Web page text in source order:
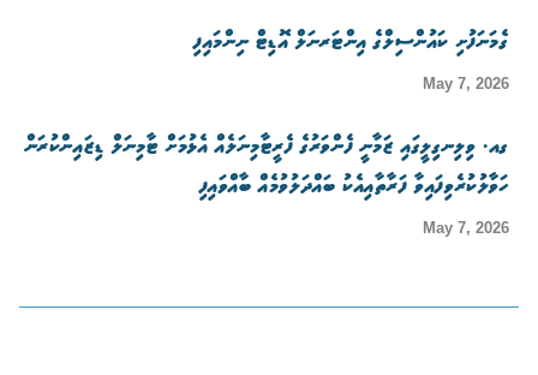
ގެމަނަފުށި ކައުންސިލްގެ އިންޓަރނަލް އޮޑިޓް ނިންމައިފި
May 7, 2026
ގއ. ވިލިނގިލީގައި ޒަމާނީ ފެންވަރުގެ ފެރީޓާމިނަލެއް އެޅުމަށް ޓާމިނަލް ޑިޒައިންކުރަން
ހަވާލުކުރެވިފައިވާ ފަރާތާއިއެކު ބައްދަލުވުމެއް ބާއްވައިފި
May 7, 2026